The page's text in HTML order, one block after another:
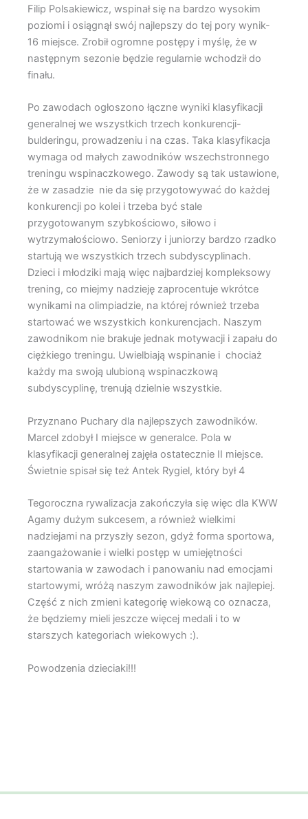
Filip Polsakiewicz, wspinał się na bardzo wysokim
poziomi i osiągnął swój najlepszy do tej pory wynik-
16 miejsce. Zrobił ogromne postępy i myślę, że w
następnym sezonie będzie regularnie wchodził do
finału.
Po zawodach ogłoszono łączne wyniki klasyfikacji
generalnej we wszystkich trzech konkurencji-
bulderingu, prowadzeniu i na czas. Taka klasyfikacja
wymaga od małych zawodników wszechstronnego
treningu wspinaczkowego. Zawody są tak ustawione,
że w zasadzie nie da się przygotowywać do każdej
konkurencji po kolei i trzeba być stale
przygotowanym szybkościowo, siłowo i
wytrzymałościowo. Seniorzy i juniorzy bardzo rzadko
startują we wszystkich trzech subdyscyplinach.
Dzieci i młodziki mają więc najbardziej kompleksowy
trening, co miejmy nadzieję zaprocentuje wkrótce
wynikami na olimpiadzie, na której również trzeba
startować we wszystkich konkurencjach. Naszym
zawodnikom nie brakuje jednak motywacji i zapału do
ciężkiego treningu. Uwielbiają wspinanie i chociaż
każdy ma swoją ulubioną wspinaczkową
subdyscyplinę, trenują dzielnie wszystkie.
Przyznano Puchary dla najlepszych zawodników.
Marcel zdobył I miejsce w generalce. Pola w
klasyfikacji generalnej zajęła ostatecznie II miejsce.
Świetnie spisał się też Antek Rygiel, który był 4
Tegoroczna rywalizacja zakończyła się więc dla KWW
Agamy dużym sukcesem, a również wielkimi
nadziejami na przyszły sezon, gdyż forma sportowa,
zaangażowanie i wielki postęp w umiejętności
startowania w zawodach i panowaniu nad emocjami
startowymi, wróżą naszym zawodników jak najlepiej.
Część z nich zmieni kategorię wiekową co oznacza,
że będziemy mieli jeszcze więcej medali i to w
starszych kategoriach wiekowych :).
Powodzenia dzieciaki!!!